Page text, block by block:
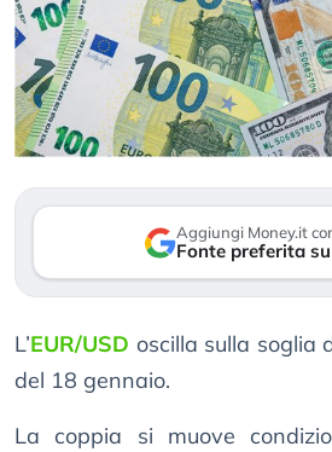
Aggiungi Money.it
Fonte preferita
L’EUR/USD oscilla sulla soglia
del 18 gennaio.
La coppia si muove